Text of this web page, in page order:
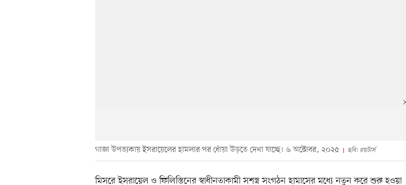
গাজা উপত্যকায় ইসরায়েলের হামলার পর ধোঁয়া উড়তে দেখা যাচ্ছে। ৬ অক্টোবর, ২০২৫ ছবি: রয়টার্স
মিসরে ইসরায়েল ও ফিলিস্তিনের স্বাধীনতাকামী সশস্ত্র সংগঠন হামাসের মধ্যে নতুন করে শুরু হওয়া